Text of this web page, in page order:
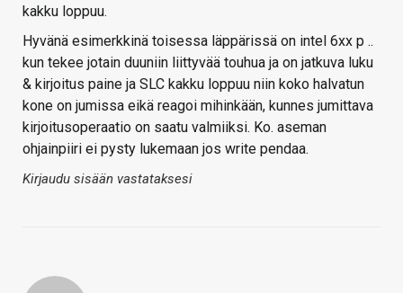
kakku loppuu.
Hyvänä esimerkkinä toisessa läppärissä on intel 6xx p ..
kun tekee jotain duuniin liittyvää touhua ja on jatkuva luku
& kirjoitus paine ja SLC kakku loppuu niin koko halvatun
kone on jumissa eikä reagoi mihinkään, kunnes jumittava
kirjoitusoperaatio on saatu valmiiksi. Ko. aseman
ohjainpiiri ei pysty lukemaan jos write pendaa.
Kirjaudu sisään vastataksesi